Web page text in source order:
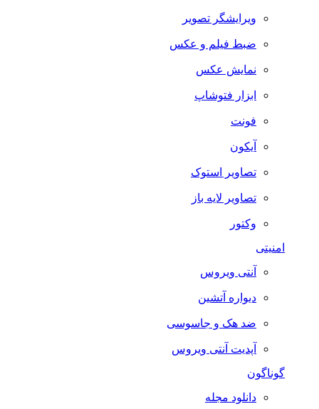
ویرایشگر تصویر
ضبط فيلم و عكس
نمایش عکس
ابزار فتوشاپ
فونت
آیکون
تصاویر استوک
تصاویر لایه باز
وکتور
امنیتی
آنتی ویروس
دیواره آتشین
ضد هک و جاسوسی
آپدیت آنتی ویروس
گوناگون
دانلود مجله